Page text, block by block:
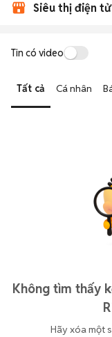
Siêu thị điện tử
Tin có video
Tất cả Cá nhân
Không tìm thấy
Hãy xóa một